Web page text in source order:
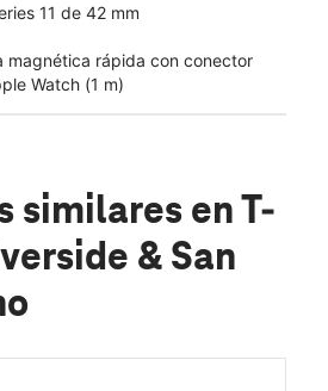
11 de 42 mm
magnética rápida con conector
Watch (1 m)
similares en T-
& San